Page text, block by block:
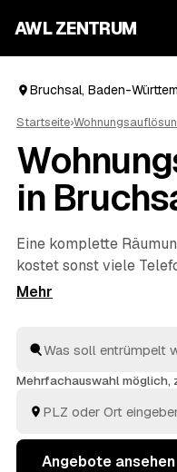
AWL ZENTRUM
Bruchsal, Baden-
Startseite›
in
Eine komplette
kostet sonst viele
einzige Anfrage. Sie
zum Vergleich. Vom
Übergabe an Ihren
bekommt.
Mehrfachauswahl möglich,
Angebote ansehen